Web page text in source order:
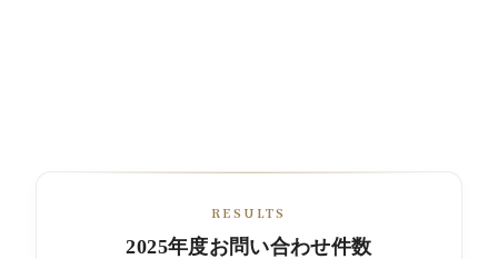
RESULTS
2025年度お問い合わせ件数